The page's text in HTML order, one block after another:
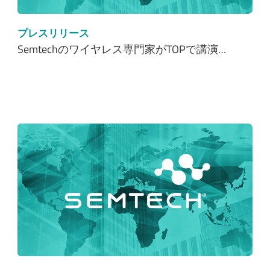
プレスリリース
Semtechのワイヤレス専門家がTOPで講演…